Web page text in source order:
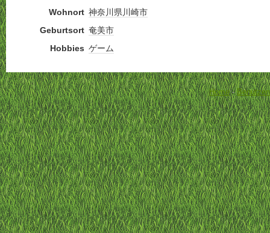
Wohnort 神奈川県川崎市
Geburtsort 奄美市
Hobbies ゲーム
Home-